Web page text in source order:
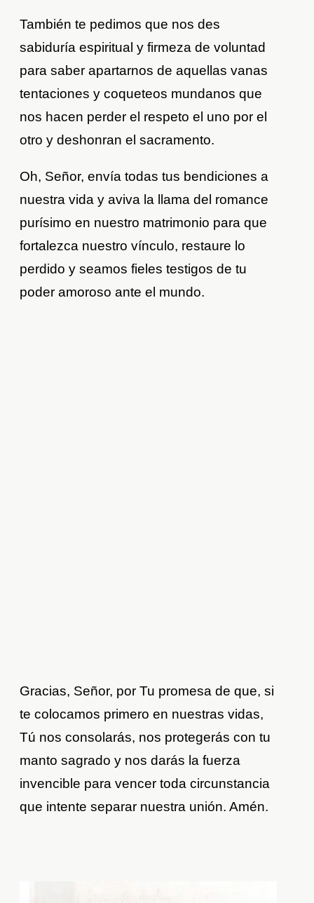
También te pedimos que nos des
sabiduría espiritual y firmeza de voluntad
para saber apartarnos de aquellas vanas
tentaciones y coqueteos mundanos que
nos hacen perder el respeto el uno por el
otro y deshonran el sacramento.
Oh, Señor, envía todas tus bendiciones a
nuestra vida y aviva la llama del romance
purísimo en nuestro matrimonio para que
fortalezca nuestro vínculo, restaure lo
perdido y seamos fieles testigos de tu
poder amoroso ante el mundo.
Gracias, Señor, por Tu promesa de que, si
te colocamos primero en nuestras vidas,
Tú nos consolarás, nos protegerás con tu
manto sagrado y nos darás la fuerza
invencible para vencer toda circunstancia
que intente separar nuestra unión. Amén.